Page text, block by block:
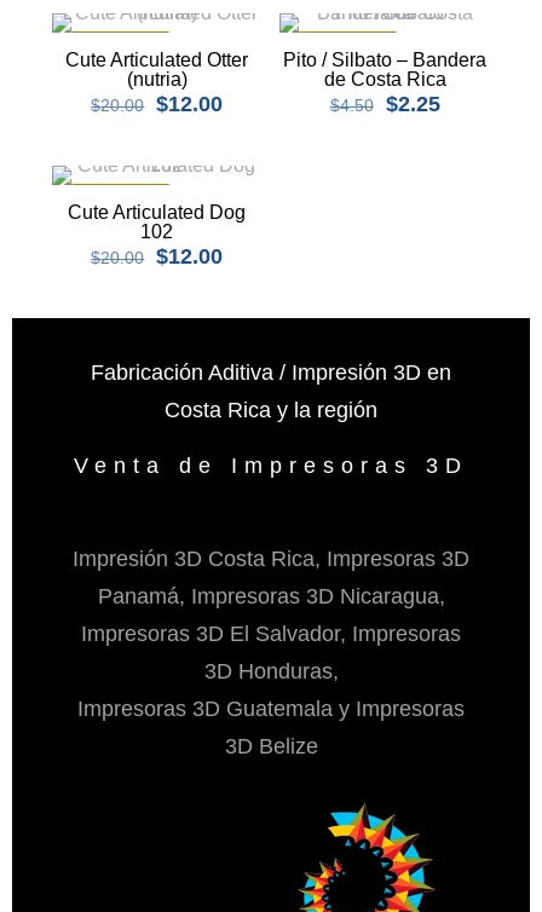
Cute Articulated Otter
(nutria)
$20.00
El
era:
$20.00.
$12.00El
es:
Pito / Silbato – Bandera
de Costa Rica
$4.50
El
$2.25El
Cute Articulated Dog
102
$20.00
El
era:
$12.00El
es:
Fabricación Aditiva / Impresión 3D en
Costa Rica y la región
Venta de Impresoras 3D
Impresión 3D Costa Rica, Impresoras 3D
Panamá, Impresoras 3D Nicaragua,
Impresoras 3D El Salvador, Impresoras
3D Honduras,
Impresoras 3D Guatemala y Impresoras
3D Belize